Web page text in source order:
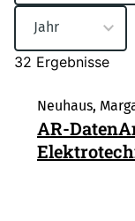
available
Jahr
5
results
available
32 Ergebnisse
Neuhaus,
AR-